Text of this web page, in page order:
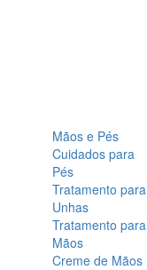
Mãos e Pés
Cuidados para
Pés
Tratamento para
Unhas
Tratamento para
Mãos
Creme de Mãos